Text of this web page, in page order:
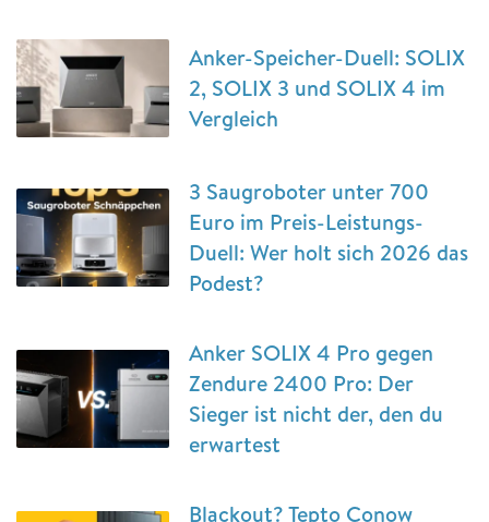
Anker-Speicher-Duell: SOLIX
2, SOLIX 3 und SOLIX 4 im
Vergleich
3 Saugroboter unter 700
Euro im Preis-Leistungs-
Duell: Wer holt sich 2026 das
Podest?
Anker SOLIX 4 Pro gegen
Zendure 2400 Pro: Der
Sieger ist nicht der, den du
erwartest
Blackout? Tepto Conow